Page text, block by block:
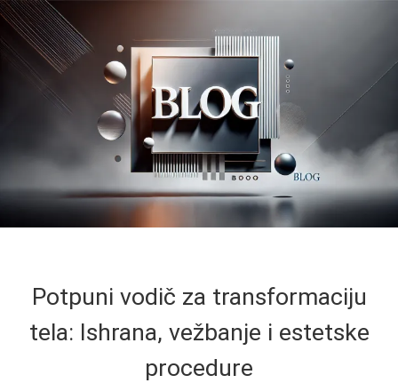
Potpuni vodič za transformaciju
tela: Ishrana, vežbanje i estetske
procedure